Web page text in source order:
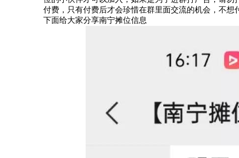
付费，只有付费后才会珍惜在群里面交流的机会，不想
下面给大家分享南宁摊位信息